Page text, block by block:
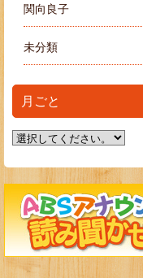
関向良子
未分類
月ごと